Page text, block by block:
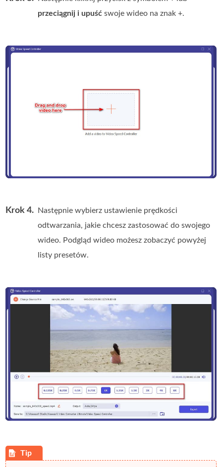
przeciągnij i upuść swoje wideo na znak +.
Krok 4.
Następnie wybierz ustawienie prędkości
odtwarzania, jakie chcesz zastosować do swojego
wideo. Podgląd wideo możesz zobaczyć powyżej
listy presetów.